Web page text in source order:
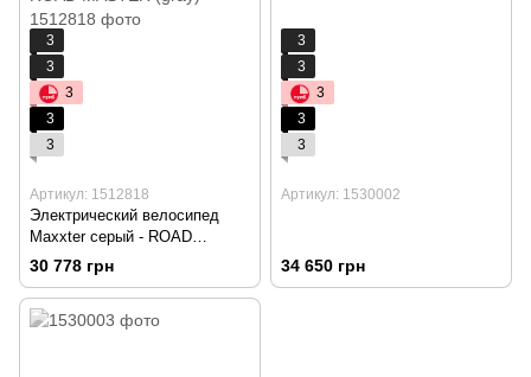
3
3
3
3
3
Артикул: 1512818
Электрический велосипед
Maxxter серый - ROAD
MASTER (gray)
30 778 грн
3
3
3
3
3
Артикул: 1530002
34 650 грн